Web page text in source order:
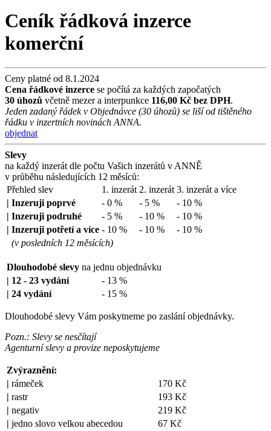
Ceník řádková inzerce
komerční
Ceny platné od 8.1.2024
Cena řádkové inzerce se počítá za každých započatých
30 úhozů včetně mezer a interpunkce 116,00 Kč bez DPH.
Jeden zadaný řádek v Objednávce (30 úhozů) se liší od tištěného
řádku v inzertních novinách ANNA.
objednat
Slevy
na každý inzerát dle počtu Vašich inzerátů v ANNĚ
v průběhu následujících 12 měsíců:
Přehled slev
1. inzerát 2. inzerát 3. inzerát a více
| Inzeruji poprvé - 0 % - 5 %
- 10 %
| Inzeruji podruhé - 5 % - 10 %
- 10 %
| Inzeruji potřetí a více - 10 % - 10 %
- 10 %
(v posledních 12 měsících)
Dlouhodobé slevy na jednu objednávku
| 12 - 23 vydání
- 13 %
| 24 vydání - 15 %
Dlouhodobé slevy Vám poskytneme po zaslání objednávky.
Pozn.: Slevy se nesčítají
Agenturní slevy a provize neposkytujeme
Zvýraznění:
| rámeček
170 Kč
| rastr
193 Kč
| negativ
219 Kč
| jedno slovo velkou abecedou
67 Kč